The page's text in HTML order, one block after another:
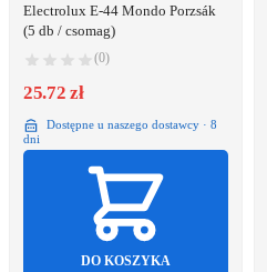
Electrolux E-44 Mondo Porzsák
(5 db / csomag)
(0)
25.72 zł
Dostępne u naszego dostawcy · 8
dni
DO KOSZYKA